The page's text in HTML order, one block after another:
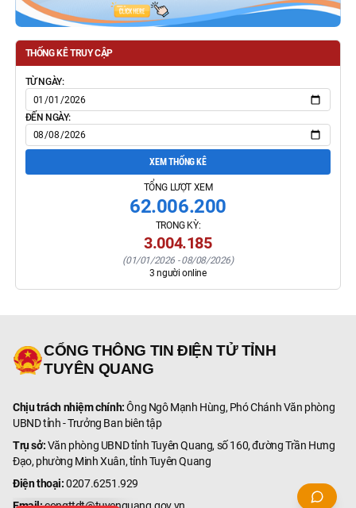
THỐNG KÊ TRUY CẬP
TỪ NGÀY:
ĐẾN NGÀY:
XEM THỐNG KÊ
TỔNG LƯỢT XEM
62.006.200
TRONG KỲ:
3.004.185
(01/01/2026 -08/08/2026)
3 người online
CỔNG THÔNG TIN ĐIỆN TỬ TỈNH
TUYÊN QUANG
Chịu trách nhiệm chính:Ông Ngô Mạnh Hùng, Phó Chánh Văn phòng
UBND tỉnh - Trưởng Ban biên tập
Trụ sở:Văn phòng UBND tỉnh Tuyên Quang, số 160, đường Trần Hưng
Đạo, phường Minh Xuân, tỉnh Tuyên Quang
Điện thoại:0207.6251.929